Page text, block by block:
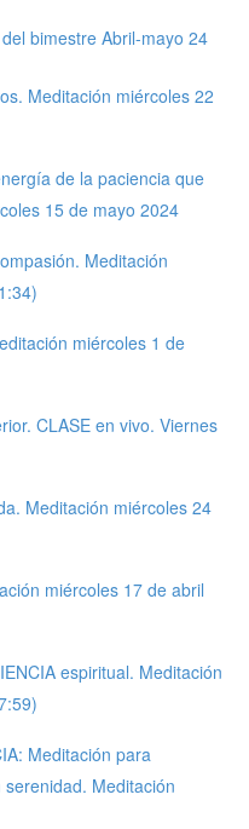
bimestre Abril-mayo 24
Meditación miércoles 22
de la paciencia que
15 de mayo 2024
Meditación
miércoles 1 de
CLASE en vivo. Viernes
Meditación miércoles 24
miércoles 17 de abril
espiritual. Meditación
Meditación para
Meditación